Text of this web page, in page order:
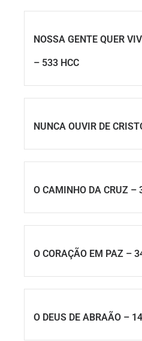
NOSSA GENTE QUER
– 533 HCC
NUNCA OUVIR DE
O CAMINHO DA CRUZ –
O CORAÇÃO EM PAZ –
O DEUS DE ABRAÃO –